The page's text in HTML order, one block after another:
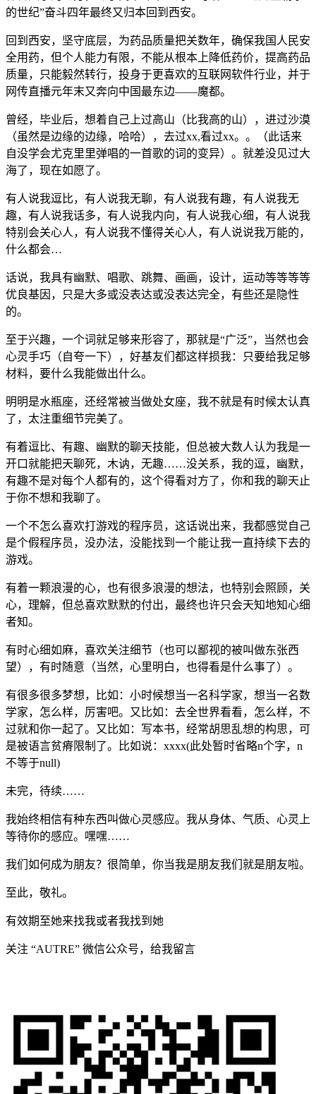
的世纪”奋斗四年最终又归本回到西安。
回到西安，坚守底层，为药品质量把关数年，确保我国人民安
全用药，但个人能力有限，不能从根本上降低药价，提高药品
质量，只能毅然转行，投身于更喜欢的互联网软件行业，并于
网传直播元年末又奔向中国最东边——魔都。
曾经，毕业后，想着自己上过高山（比我高的山），进过沙漠
（虽然是边缘的边缘，哈哈），去过xx,看过xx。。（此话来
自没学会尤克里里弹唱的一首歌的词的变异）。就差没见过大
海了，现在如愿了。
有人说我逗比，有人说我无聊，有人说我有趣，有人说我无
趣，有人说我话多，有人说我内向，有人说我心细，有人说我
特别会关心人，有人说我不懂得关心人，有人说说我万能的，
什么都会…
话说，我具有幽默、唱歌、跳舞、画画，设计，运动等等等等
优良基因，只是大多或没表达或没表达完全，有些还是隐性
的。
至于兴趣，一个词就足够来形容了，那就是“广泛”，当然也会
心灵手巧（自夸一下），好基友们都这样损我：只要给我足够
材料，要什么我能做出什么。
明明是水瓶座，还经常被当做处女座，我不就是有时候太认真
了，太注重细节完美了。
有着逗比、有趣、幽默的聊天技能，但总被大数人认为我是一
开口就能把天聊死，木讷，无趣……没关系，我的逗，幽默，
有趣不是对每个人都有的，这个得看对方了，你和我的聊天止
于你不想和我聊了。
一个不怎么喜欢打游戏的程序员，这话说出来，我都感觉自己
是个假程序员，没办法，没能找到一个能让我一直持续下去的
游戏。
有着一颗浪漫的心，也有很多浪漫的想法，也特别会照顾，关
心，理解，但总喜欢默默的付出，最终也许只会天知地知心细
者知。
有时心细如麻，喜欢关注细节（也可以鄙视的被叫做东张西
望），有时随意（当然，心里明白，也得看是什么事了）。
有很多很多梦想，比如：小时候想当一名科学家，想当一名数
学家，怎么样，厉害吧。又比如：去全世界看看，怎么样，不
过就和你一起了。又比如：写本书，经常胡思乱想的构思，可
是被语言贫瘠限制了。比如说：xxxx(此处暂时省略n个字，n
不等于null)
未完，待续……
我始终相信有种东西叫做心灵感应。我从身体、气质、心灵上
等待你的感应。嘿嘿……
我们如何成为朋友？很简单，你当我是朋友我们就是朋友啦。
至此，敬礼。
有效期至她来找我或者我找到她
关注 “AUTRE” 微信公众号，给我留言